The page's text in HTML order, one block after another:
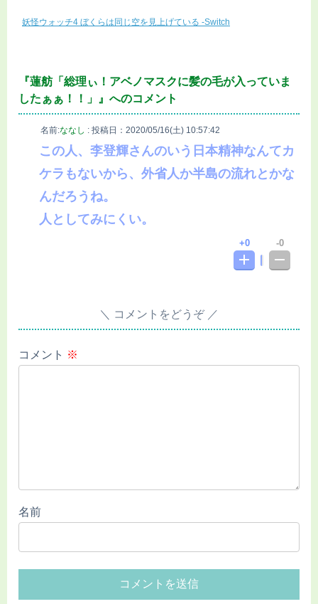
妖怪ウォッチ4 ぼくらは同じ空を見上げている -Switch
『蓮舫「総理ぃ！アベノマスクに髪の毛が入っていま
したぁぁ！！」』へのコメント
名前:ななし : 投稿日：2020/05/16(土) 10:57:42
この人、李登輝さんのいう日本精神なんてカ
ケラもないから、外省人か半島の流れとかな
んだろうね。
人としてみにくい。
0 0
コメントをどうぞ
コメント ※
名前